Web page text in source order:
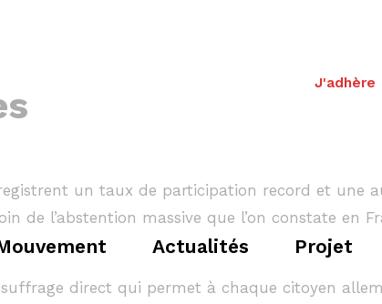
J'adhère
Actualités Projet
un taux de participation record et une
de l’abstention massive que l’on constate en
direct qui permet à chaque citoyen